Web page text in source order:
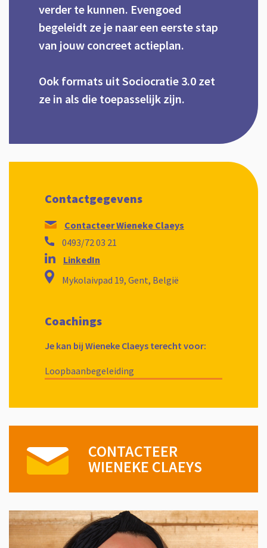
verder te kunnen. Evengoed
begeleidt ze je naar een eerste stap
van jouw concreet actieplan.
Ook formats uit Sociocratie 3.0 zet
ze in als die toepasselijk zijn.
Contactgegevens
Contacteer Wieneke Claeys
0493/72 03 21
LinkedIn
Mykolaivpad 19, Gent, België
Coachings
Je kan bij Wieneke Claeys terecht voor:
Loopbaanbegeleiding
CONTACTEER
WIENEKE CLAEYS